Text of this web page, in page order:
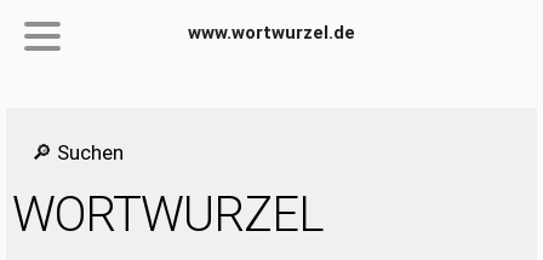
www.wortwurzel.de
🔎 Suchen
WORTWURZEL